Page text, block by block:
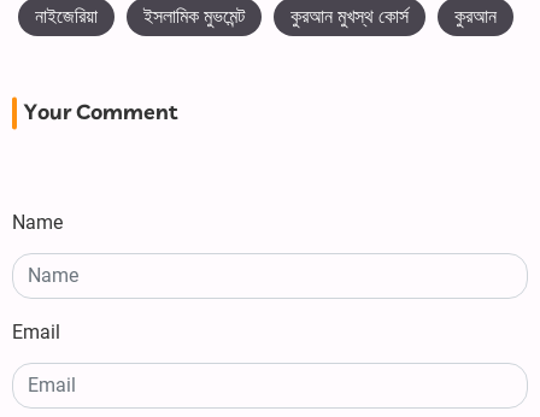
নাইজেরিয়া ইসলামিক মুভমেন্ট কুরআন মুখস্থ কোর্স কুরআন
Your Comment
Name
Email